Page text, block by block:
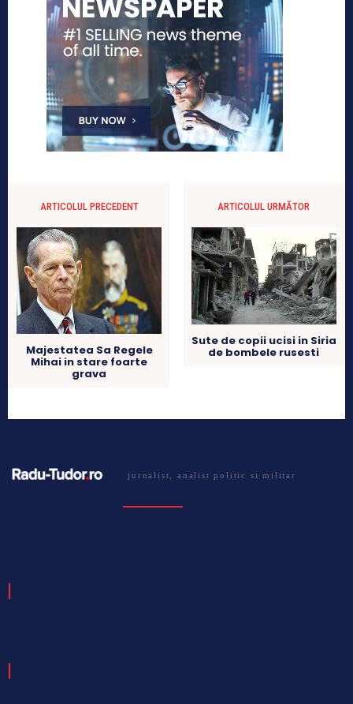
ARTICOLUL PRECEDENT
Majestatea Sa Regele
Mihai in stare foarte
grava
ARTICOLUL URMĂTOR
Sute de copii ucisi in Siria
de bombele rusesti
jurnalist, analist politic si militar